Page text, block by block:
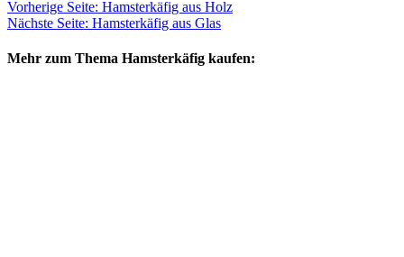
Vorherige Seite: Hamsterkäfig aus Holz
Nächste Seite: Hamsterkäfig aus Glas
Mehr zum Thema Hamsterkäfig kaufen: